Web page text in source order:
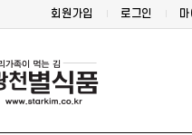
회원가입 로그인